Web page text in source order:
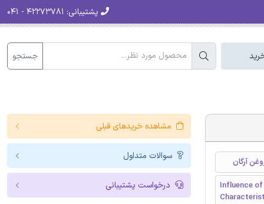
پشتیبانی:
جستجو
آرگان
Influence
مشاهده خریدهای قبلی
سوالات متداول
درخواست پشتیبانی